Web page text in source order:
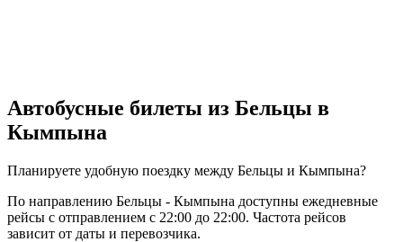
Автобусные билеты из Бельцы в
Кымпына
Планируете удобную поездку между Бельцы и Кымпына?
По направлению Бельцы - Кымпына доступны ежедневные
рейсы с отправлением с 22:00 до 22:00. Частота рейсов
зависит от даты и перевозчика.